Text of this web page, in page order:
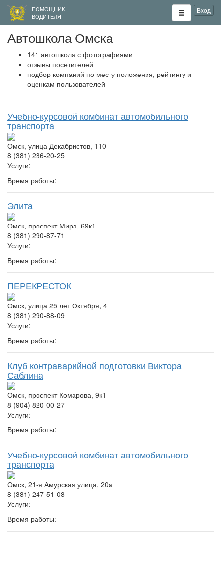
ПОМОЩНИК
ВОДИТЕЛЯ
Вход
Автошкола Омска
141 автошкола с фотографиями
отзывы посетителей
подбор компаний по месту положения, рейтингу и
оценкам пользователей
Учебно-курсовой комбинат автомобильного
транспорта
Омск, улица Декабристов, 110
8 (381) 236-20-25
Услуги:
Время работы:
Элита
Омск, проспект Мира, 69к1
8 (381) 290-87-71
Услуги:
Время работы:
ПЕРЕКРЕСТОК
Омск, улица 25 лет Октября, 4
8 (381) 290-88-09
Услуги:
Время работы:
Клуб контраварийной подготовки Виктора
Саблина
Омск, проспект Комарова, 9к1
8 (904) 820-00-27
Услуги:
Время работы:
Учебно-курсовой комбинат автомобильного
транспорта
Омск, 21-я Амурская улица, 20а
8 (381) 247-51-08
Услуги:
Время работы: